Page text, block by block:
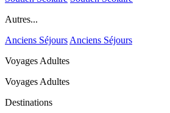
Autres...
Anciens Séjours Anciens Séjours
Voyages Adultes
Voyages Adultes
Destinations